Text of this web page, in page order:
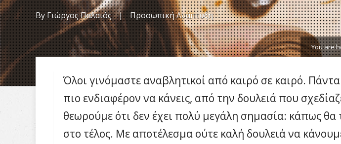
ByΓιώργος Παλαιός | Προσωπική Ανάπτυξη
You are
Όλοι γινόμαστε αναβλητικοί από καιρό σε καιρό.
πιο ενδιαφέρον να κάνεις, από την δουλειά που
θεωρούμε ότι δεν έχει πολύ μεγάλη σημασία: κάπως
στο τέλος. Με αποτέλεσμα ούτε καλή δουλειά να